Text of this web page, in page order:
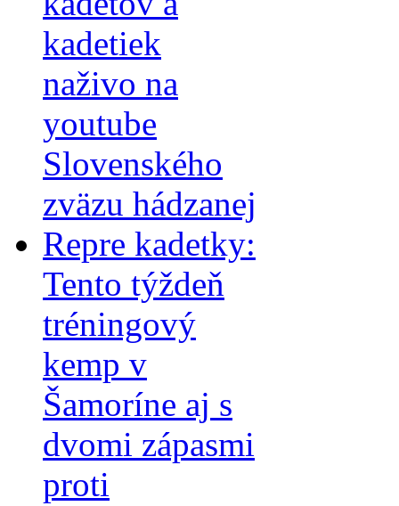
kadetiek
naživo na
youtube
Slovenského
zväzu hádzanej
Repre kadetky:
Tento týždeň
tréningový
kemp v
Šamoríne aj s
dvomi zápasmi
proti